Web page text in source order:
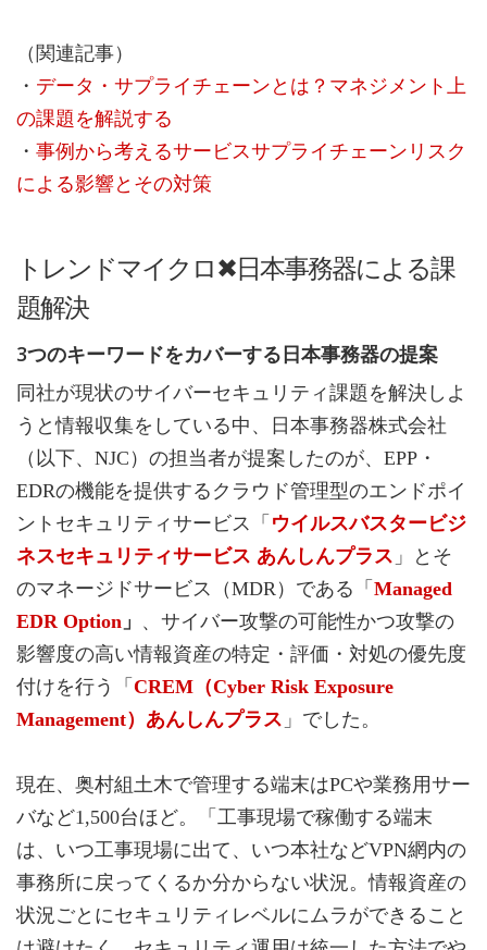
（関連記事）
・ データ・サプライチェーンとは？マネジメント上
の課題を解説する
・ 事例から考えるサービスサプライチェーンリスク
による影響とその対策
トレンドマイクロ✖日本事務器による課
題解決
3つのキーワードをカバーする日本事務器の提案
同社が現状のサイバーセキュリティ課題を解決しよ
うと情報収集をしている中、日本事務器株式会社
（以下、NJC）の担当者が提案したのが、EPP・
EDRの機能を提供するクラウド管理型のエンドポイ
ントセキュリティサービス「 ウイルスバスタービジ
ネスセキュリティサービス あんしんプラス 」とそ
のマネージドサービス（MDR）である「 Managed
EDR Option 」 、サイバー攻撃の可能性かつ攻撃の
影響度の高い情報資産の特定・評価・対処の優先度
付けを行う「 CREM（Cyber Risk Exposure
Management）あんしんプラス 」でした。
現在、奥村組土木で管理する端末はPCや業務用サー
バなど1,500台ほど。「工事現場で稼働する端末
は、いつ工事現場に出て、いつ本社などVPN網内の
事務所に戻ってくるか分からない状況。情報資産の
状況ごとにセキュリティレベルにムラができること